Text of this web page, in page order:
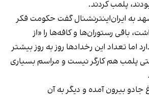
پلمب کردند.
به ایران‌اینترنشنال گفت حکومت فکر
باقی رستوران‌ها و کافه‌ها را «از
اما تعداد این رخدادها روز به روز بیشتر
پلمب هم کارگر نیست و مراسم بسیاری
جادو بیرون آمده و دیگر به آن